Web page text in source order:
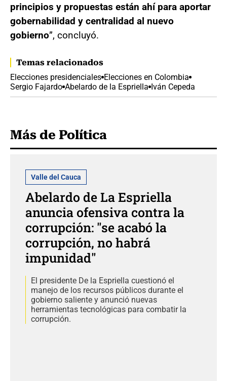
principios y propuestas están ahí para aportar
gobernabilidad y centralidad al nuevo
gobierno”, concluyó.
Temas relacionados
Elecciones presidenciales Elecciones en Colombia
Sergio Fajardo Abelardo de la Espriella Iván Cepeda
Más de Política
Valle del Cauca
Abelardo de La Espriella
anuncia ofensiva contra la
corrupción: "se acabó la
corrupción, no habrá
impunidad"
El presidente De la Espriella cuestionó el
manejo de los recursos públicos durante el
gobierno saliente y anunció nuevas
herramientas tecnológicas para combatir la
corrupción.